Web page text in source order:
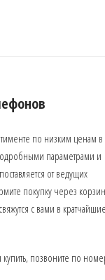
по низким ценам в
параметрами и
от ведущих
покупку через
с вами в
купить, позвоните по